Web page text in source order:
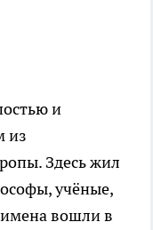
и
из
Здесь жил
учёные,
вошли в